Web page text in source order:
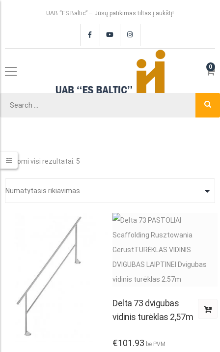
UAB “ES Baltic” – Jūsų patikimas tiltas į aukštį!
0
Rodomi visi rezultatai: 5
Delta 73 dvigubas
vidinis turėklas 2,57m
€101.93 be PVM